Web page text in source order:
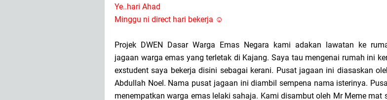
Ye..hari Ahad
Minggu ni direct hari bekerja ☺
Projek DWEN Dasar Warga Emas Negara kami adakan lawatan ke
jagaan warga emas yang terletak di Kajang. Saya tau mengenai rumah ini
exstudent saya bekerja disini sebagai kerani. Pusat jagaan ini diasaskan
Abdullah Noel. Nama pusat jagaan ini diambil sempena nama isterinya.
menempatkan warga emas lelaki sahaja. Kami disambut oleh Mr Meme mat